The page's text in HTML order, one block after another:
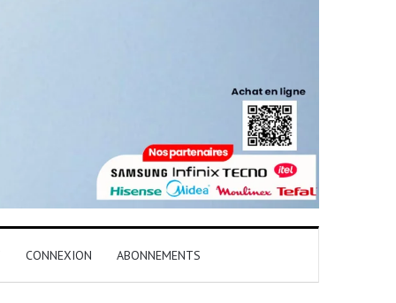
CONNEXION ABONNEMENTS